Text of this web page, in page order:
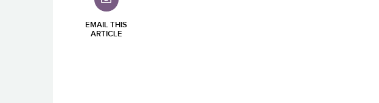
EMAIL THIS
ARTICLE